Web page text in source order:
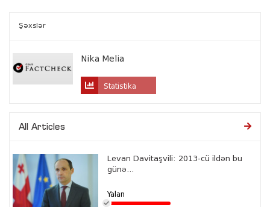
Şəxslər
Nika Melia
Statistika
All Articles
Levan Davitaşvili: 2013-cü ildən bu
günə...
Yalan